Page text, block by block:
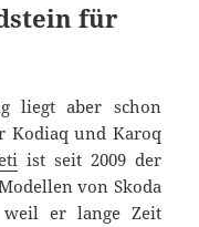
für
liegt aber schon
Kodiaq und Karoq
ist seit 2009 der
von Skoda
weil er lange Zeit